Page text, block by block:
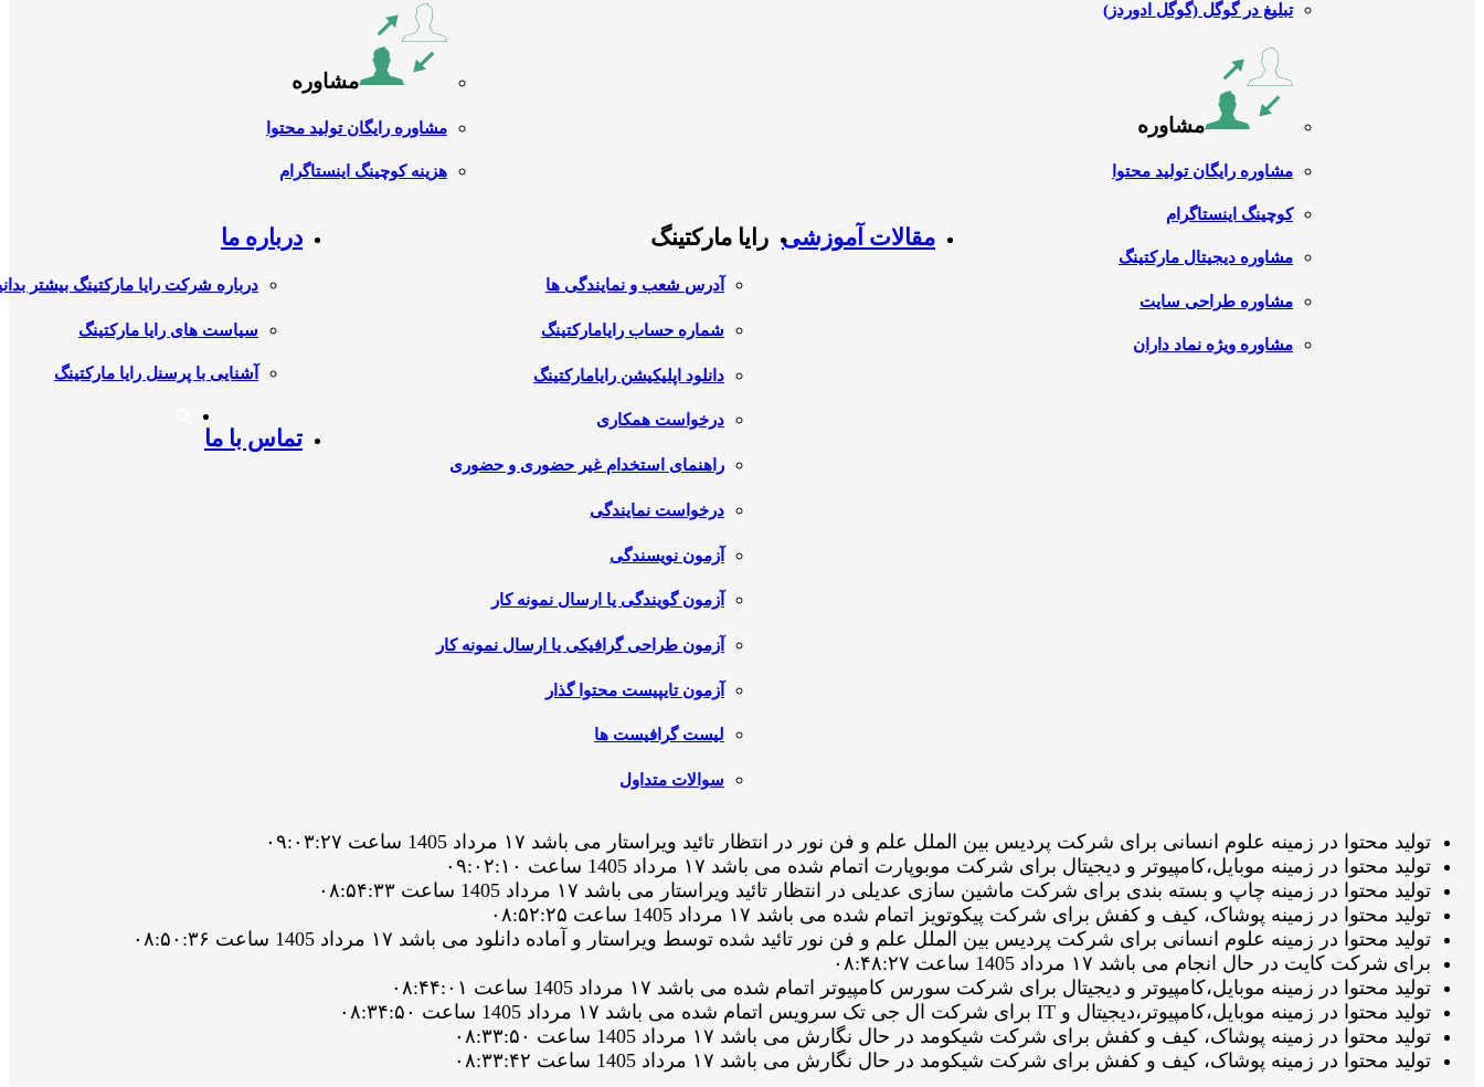
تبلیغ در گوگل (گوگل ادوردز)
مشاوره
مشاوره رایگان تولید محتوا
کوچینگ اینستاگرام
مشاوره دیجیتال مارکتینگ
مشاوره طراحی سایت
مشاوره ویژه نماد داران
مشاوره
مشاوره رایگان تولید محتوا
هزینه کوچینگ اینستاگرام
مقالات آموزشی رایا مارکتینگ
آدرس شعب و نمایندگی ها
شماره حساب رایامارکتینگ
دانلود اپلیکیشن رایامارکتینگ
درخواست همکاری
راهنمای استخدام غیر حضوری و حضوری
درخواست نمایندگی
آزمون نویسندگی
آزمون گویندگی یا ارسال نمونه کار
آزمون طراحی گرافیکی یا ارسال نمونه کار
آزمون تایپیست محتوا گذار
لیست گرافیست ها
سوالات متداول
درباره ما
درباره شرکت رایا مارکتینگ بیشتر
سیاست های رایا مارکتینگ
آشنایی با پرسنل رایا مارکتینگ
تماس با ما
تولید محتوا در زمینه علوم انسانی برای شرکت پردیس بین الملل علم و فن نور در انتظار تائید ویراستار می باشد ۱۷ مرداد 1405 ساعت ۰۹:۰۳:۲۷
تولید محتوا در زمینه موبایل،کامپیوتر و دیجیتال برای شرکت موبوپارت اتمام شده می باشد ۱۷ مرداد 1405 ساعت ۰۹:۰۲:۱۰
تولید محتوا در زمینه چاپ و بسته بندی برای شرکت ماشین سازی عدیلی در انتظار تائید ویراستار می باشد ۱۷ مرداد 1405 ساعت ۰۸:۵۴:۳۳
تولید محتوا در زمینه پوشاک، کیف و کفش برای شرکت پیکوتویز اتمام شده می باشد ۱۷ مرداد 1405 ساعت ۰۸:۵۲:۲۵
تولید محتوا در زمینه علوم انسانی برای شرکت پردیس بین الملل علم و فن نور تائید شده توسط ویراستار و آماده دانلود می باشد ۱۷ مرداد 1405 ساعت ۰۸:۵۰:۳۶
برای شرکت کایت در حال انجام می باشد ۱۷ مرداد 1405 ساعت ۰۸:۴۸:۲۷
تولید محتوا در زمینه موبایل،کامپیوتر و دیجیتال برای شرکت سورس کامپیوتر اتمام شده می باشد ۱۷ مرداد 1405 ساعت ۰۸:۴۴:۰۱
تولید محتوا در زمینه موبایل،کامپیوتر،دیجیتال و IT برای شرکت ال جی تک سرویس اتمام شده می باشد ۱۷ مرداد 1405 ساعت ۰۸:۳۴:۵۰
تولید محتوا در زمینه پوشاک، کیف و کفش برای شرکت شیکومد در حال نگارش می باشد ۱۷ مرداد 1405 ساعت ۰۸:۳۳:۵۰
تولید محتوا در زمینه پوشاک، کیف و کفش برای شرکت شیکومد در حال نگارش می باشد ۱۷ مرداد 1405 ساعت ۰۸:۳۳:۴۲